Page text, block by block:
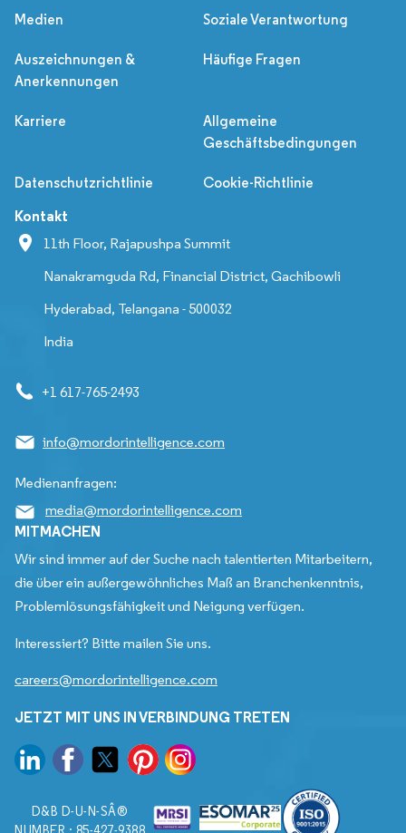
Medien Soziale Verantwortung
Auszeichnungen &
Anerkennungen
Häufige Fragen
Karriere
Allgemeine
Geschäftsbedingungen
Datenschutzrichtlinie Cookie-Richtlinie
Kontakt
11th Floor, Rajapushpa Summit
Nanakramguda Rd, Financial District, Gachibowli
Hyderabad, Telangana - 500032
India
+1 617-765-2493
info@mordorintelligence.com
Medienanfragen:
media@mordorintelligence.com
MITMACHEN
Wir sind immer auf der Suche nach talentierten Mitarbeitern,
die über ein außergewöhnliches Maß an Branchenkenntnis,
Problemlösungsfähigkeit und Neigung verfügen.
Interessiert? Bitte mailen Sie uns.
careers@mordorintelligence.com
JETZT MIT UNS IN VERBINDUNG TRETEN
D&B D-U-N-SÂ®